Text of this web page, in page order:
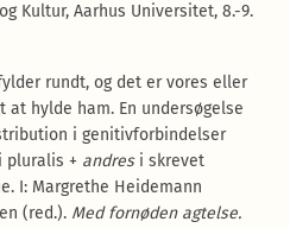
Kultur, Aarhus Universitet, 8.-9.
rundt, og det er vores eller
hylde ham. En undersøgelse
i genitivforbindelser
pluralis + andresi skrevet
I: Margrethe Heidemann
(red.). Med fornøden agtelse.